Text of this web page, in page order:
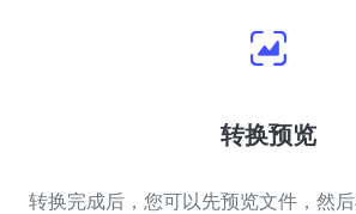
转换预览
转换完成后，您可以先预览文件，然